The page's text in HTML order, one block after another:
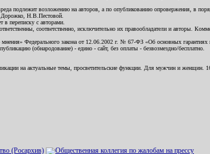
подлежит возложению на авторов, а по опубликованию опровержения, в
Н.В.Пестовой.
в переписку с авторами.
соответственно, исключительно их правообладатели и авторы.
Федерального закона от 12.06.2002 г. № 67-ФЗ «Об основных
(обнародование) - едино - сайт, без оплаты - безвозмездно/бесплатно.
на актуальные темы, просветительские функции. Для мужчин и женщин.